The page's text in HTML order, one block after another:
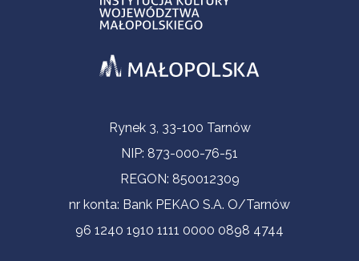
Informacje kontaktoweRynek 3, 33-100 Tarnów
NIP: 873-000-76-51
REGON: 850012309
nr konta: Bank PEKAO S.A. O/Tarnów
96 1240 1910 1111 0000 0898 4744